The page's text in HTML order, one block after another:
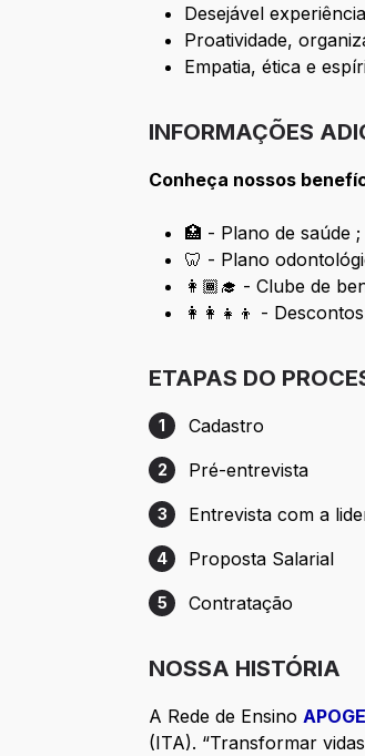
Desejável
Proatividade,
Empatia, ética e
INFORMAÇÕES
Conheça nossos
🏥 - Plano de saúde ;
🦷 - Plano
👩🏾‍🎓 - Clube de
👩‍👩‍👧‍👦 -
ETAPAS DO
Etapa 1: Cadastro
1 Cadastro
Etapa 2: Pré-entrevista
2 Pré-entrevista
Etapa 3: Entrevista com a
3 Entrevista com a
Etapa 4: Proposta Salarial
4 Proposta Salarial
Etapa 5: Contratação
5 Contratação
NOSSA HISTÓRIA
A Rede de Ensino
(ITA). “Transformar